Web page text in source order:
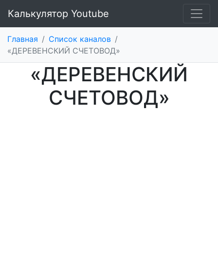
Калькулятор Youtube
Главная / Список каналов /
«ДЕРЕВЕНСКИЙ СЧЕТОВОД»
«ДЕРЕВЕНСКИЙ
СЧЕТОВОД»